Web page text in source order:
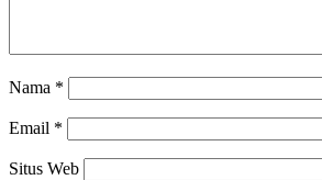
Nama *
Email *
Situs Web